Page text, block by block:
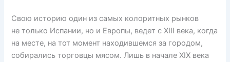
Свою историю один из самых колоритных рынков
не только Испании, но и Европы, ведет с XIII века, когда
на месте, на тот момент находившемся за городом,
собирались торговцы мясом. Лишь в начале XIX века